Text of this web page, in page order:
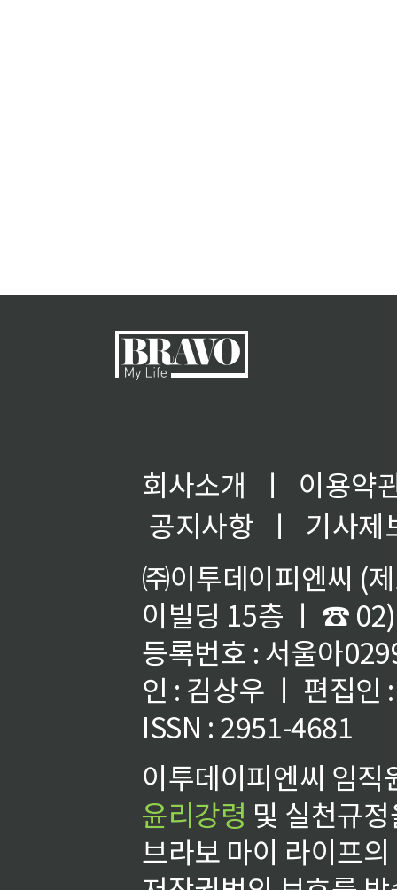
회사소개 ㅣ
이용약
공지사항
ㅣ
기사제
㈜이투데이피엔씨 (
이빌딩 15층 ㅣ ☎
등록번호 : 서울아
인 : 김상우 ㅣ 편집인
ISSN : 2951-4681
이투데이피엔씨 임
윤리강령 및 실천규
브라보 마이 라이프